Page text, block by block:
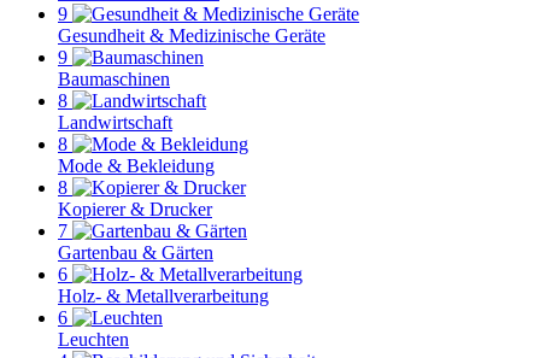
9
Gesundheit & Medizinische Geräte
9
Baumaschinen
8
Landwirtschaft
8
Mode & Bekleidung
8
Kopierer & Drucker
7
Gartenbau & Gärten
6
Holz- & Metallverarbeitung
6
Leuchten